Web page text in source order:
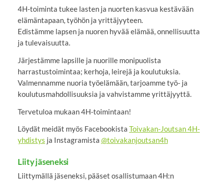
4H-toiminta tukee lasten ja nuorten kasvua kestävään
elämäntapaan, työhön ja yrittäjyyteen.
Edistämme lapsen ja nuoren hyvää elämää, onnellisuutta
ja tulevaisuutta.
Järjestämme lapsille ja nuorille monipuolista
harrastustoimintaa; kerhoja, leirejä ja koulutuksia.
Valmennamme nuoria työelämään, tarjoamme työ- ja
koulutusmahdollisuuksia ja vahvistamme yrittäjyyttä.
Tervetuloa mukaan 4H-toimintaan!
Löydät meidät myös Facebookista Toivakan-Joutsan 4H-
yhdistys ja Instagramista @toivakanjoutsan4h
Liity jäseneksi
Liittymällä jäseneksi, pääset osallistumaan 4H:n